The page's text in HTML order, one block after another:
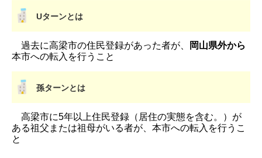
Uターンとは
過去に高梁市の住民登録があった者が、
岡山県外から
本市への転入を行うこと
孫ターンとは
高梁市に5年以上住民登録（居住の実態を含む。）が
ある祖父または祖母がいる者が、本市への転入を行うこ
と